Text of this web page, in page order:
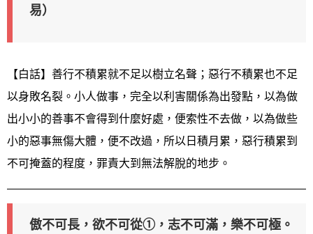
易）
【白話】善行不積累就不足以樹立名聲；惡行不積累也不足
以身敗名裂。小人做事，完全以利害關係為出發點，以為做
出小小的善事不會得到什麼好處，便索性不去做，以為做些
小的惡事無傷大體，便不改過，所以日積月累，惡行積累到
不可掩蓋的程度，罪責大到無法解脫的地步。
傲不可長，欲不可從①，志不可滿，樂不可極。